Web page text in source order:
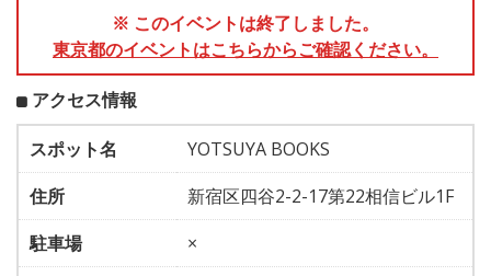
※ このイベントは終了しました。
東京都のイベントはこちらからご確認ください。
アクセス情報
スポット名
YOTSUYA BOOKS
住所
新宿区四谷2-2-17第22相信ビル1F
駐車場
×